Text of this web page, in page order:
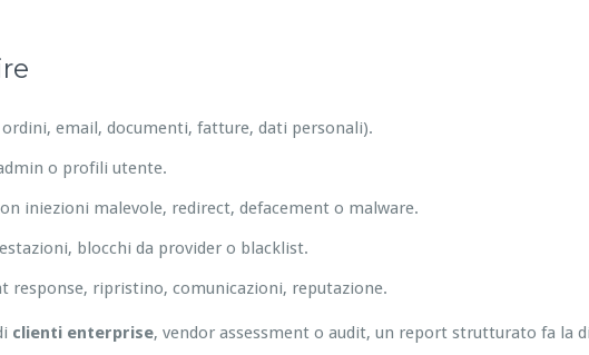
email, documenti, fatture, dati personali).
o profili utente.
iniezioni malevole, redirect, defacement o malware.
blocchi da provider o blacklist.
response, ripristino, comunicazioni, reputazione.
clienti enterprise, vendor assessment o audit, un report strutturato fa la